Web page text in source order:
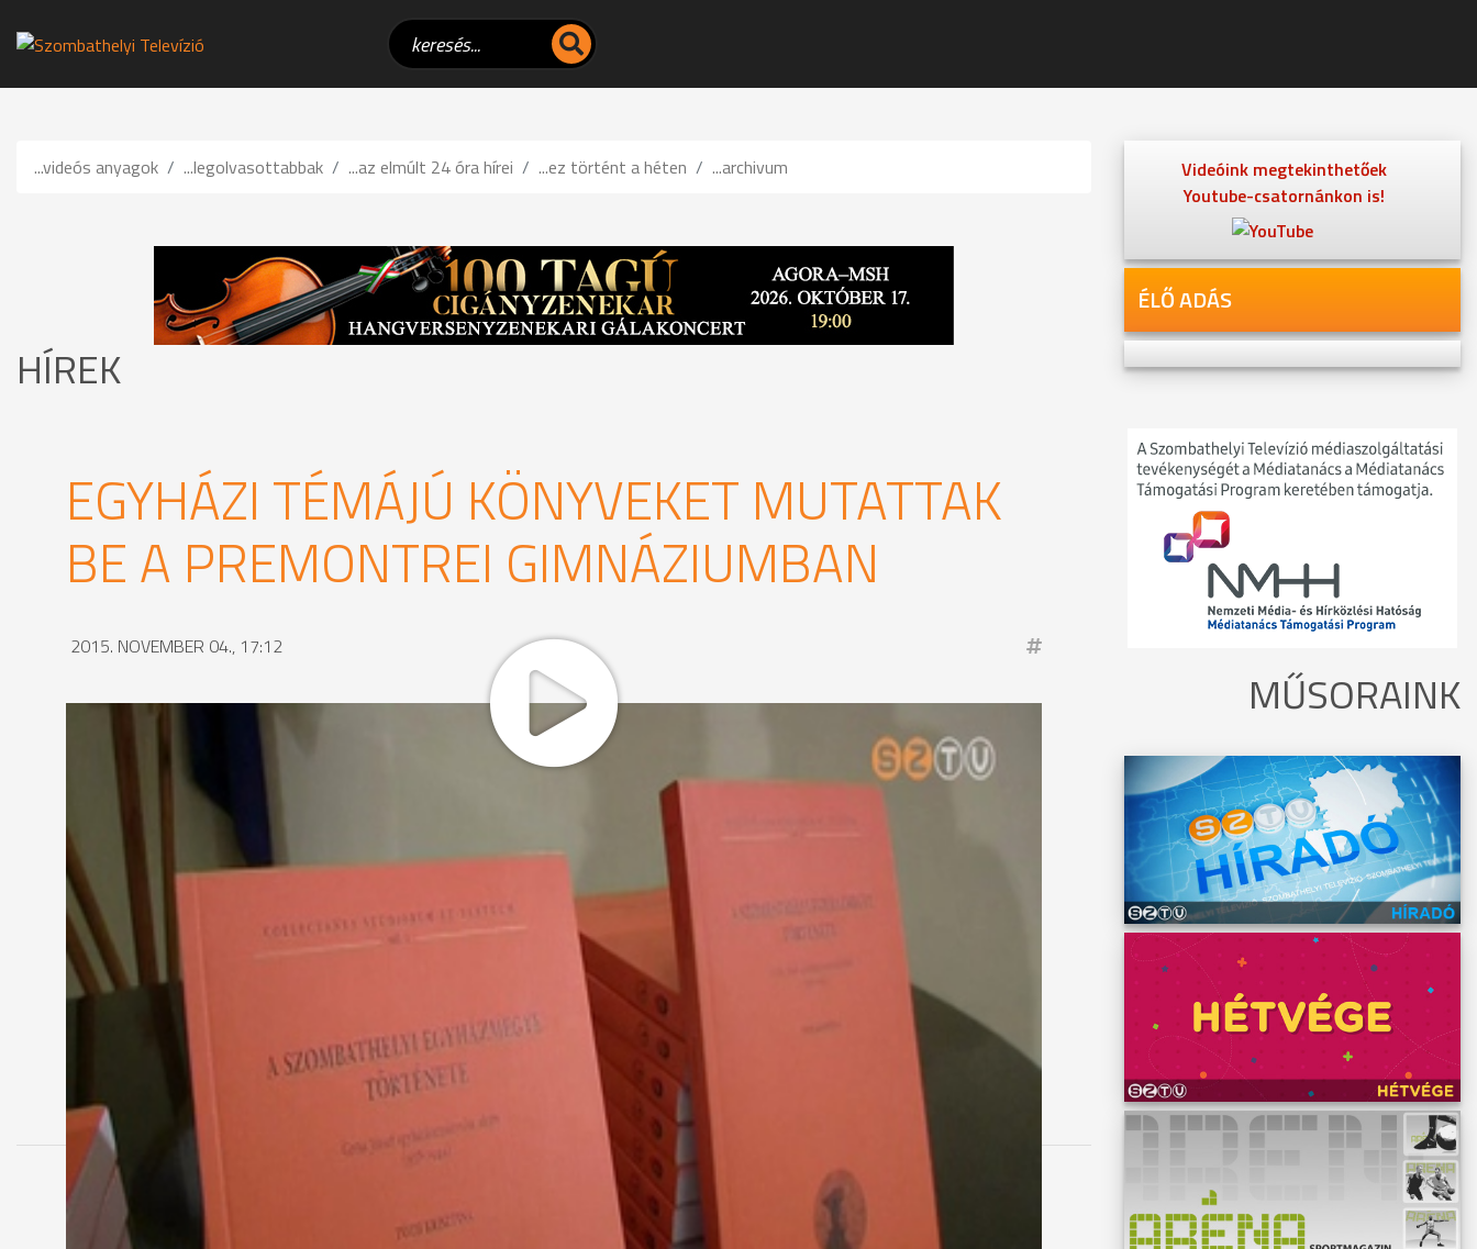
...videós anyagok ...legolvasottabbak ...az elmúlt 24 óra hírei ...ez történt a héten ...archivum
HÍREK
EGYHÁZI TÉMÁJÚ KÖNYVEKET MUTATTAK
BE A PREMONTREI GIMNÁZIUMBAN
2015. NOVEMBER 04., 17:12
Kettős könyvbemutatót tartottak a Premontrei Rendi Szent Norbert Gimnáziumban kedden. A Szombathelyi
Egyházmegye története Grősz József egyházkormányzása idején 1936-tól 1944-ig című kötetet az iskola egykori
diákja, Tóth Krisztina jegyzi. Grősz Józsefről köztudott, hogy kalocsai érsek, majd hercegprímás volt, szombathelyi
tevékenysége kevésbé ismert, ezért hiánypótló a mű. A Katolicizmus Magyarországon a II. Vatikáni Zsinat korában
című tanulmánykötet Tóth Krisztina, Török József és Tusor Péter munkája, a zsinat 1965-ös bezárásának ötvenedik
évfordulója alkalmából jelent meg. A kötetek szerzői a Magyar Tudományos Akadémia és a Pázmány Péter Katolikus
Egyetem egyháztörténeti kutatócsoportjának tagjai.
MEGOSZTÁS
Videóink megtekinthetőek
Youtube-csatornánkon is!
ÉLŐ ADÁS
MŰSORAINK